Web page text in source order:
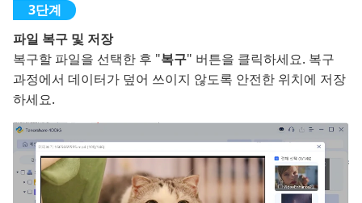
파일 복구 및 저장
복구할 파일을 선택한 후 "복구" 버튼을 클릭하세요. 복구
과정에서 데이터가 덮어 쓰이지 않도록 안전한 위치에 저장
하세요.